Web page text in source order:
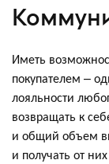
Иметь
покупателем –
лояльности
возвращать к
и общий объем
и получать от